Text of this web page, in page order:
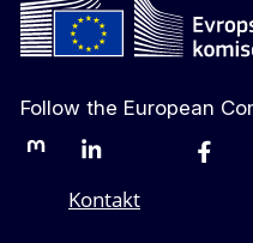
Follow the European
MastodonLinkedInBluesky
Kontakt